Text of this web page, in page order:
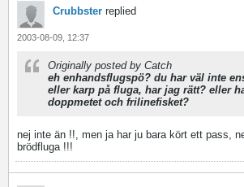
Crubbster replied
2003-08-09, 12:37
Originally posted by Catch
eh enhandsflugspö? du har väl inte
eller karp på fluga, har jag rätt? eller
doppmetet och frilinefisket?
nej inte än !!, men ja har ju bara kört ett pass,
brödfluga !!!